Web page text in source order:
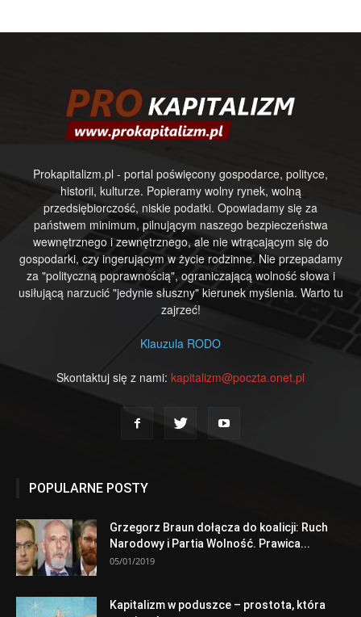
Prokapitalizm.pl - portal poświęcony gospodarce, polityce,
historii, kulturze. Popieramy wolny rynek, wolną
przedsiębiorczość, niskie podatki. Opowiadamy się za
państwem minimum, pilnującym naszego bezpieczeństwa
wewnętrznego i zewnętrznego, ale nie wtrącającym się do
gospodarki, czy ingerującym w życie rodzinne. Nie przepadamy
za "polityczną poprawnością", ograniczającą wolność słowa i
usiłującą narzucić "jedynie słuszny" kierunek myślenia. Warto tu
zajrzeć!
Klauzula RODO
Skontaktuj się z nami: kapitalizm@poczta.onet.pl
POPULARNE POSTY
Grzegorz Braun dołącza do koalicji: Ruch
Narodowy i Partia Wolność. Prawica...
05/01/2019
Kapitalizm w poduszce – prostota, która